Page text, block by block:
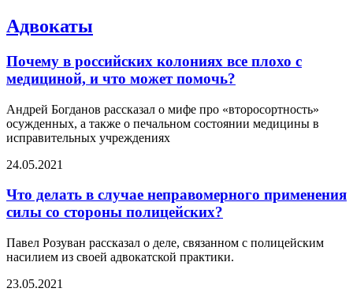
Адвокаты
Почему в российских колониях все плохо с
медициной, и что может помочь?
Андрей Богданов рассказал о мифе про «второсортность»
осужденных, а также о печальном состоянии медицины в
исправительных учреждениях
24.05.2021
Что делать в случае неправомерного применения
силы со стороны полицейских?
Павел Розуван рассказал о деле, связанном с полицейским
насилием из своей адвокатской практики.
23.05.2021